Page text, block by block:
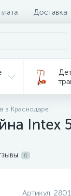
Доставка
Игрушки
в Краснодаре
Intex
0
Артикул: